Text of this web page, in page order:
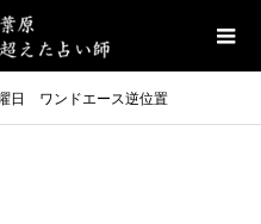
日 ワンドエース逆位置